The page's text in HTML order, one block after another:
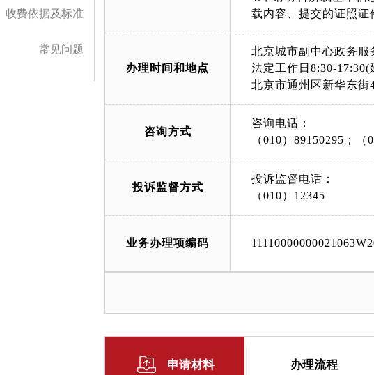
收费依据及标准
常见问题
载内容、提交的证照证
办理时间和地点
北京城市副中心政务服
法定工作日8:30-
北京市通州区新华东街
咨询方式
咨询电话：
（010）89150295；（
投诉监督方式
投诉监督电话：
（010）12345
业务办理项编码
申请材料 办理流程